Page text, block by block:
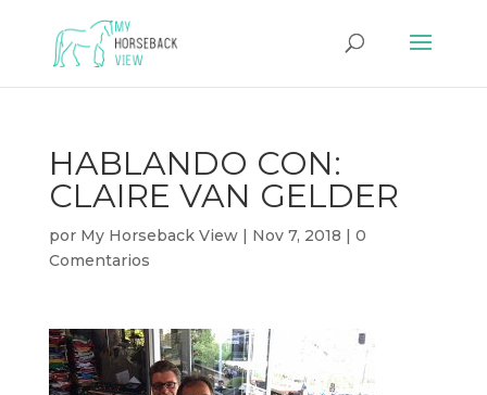
HABLANDO CON:
CLAIRE VAN GELDER
por My Horseback View| Nov 7, 2018 | 0
Comentarios